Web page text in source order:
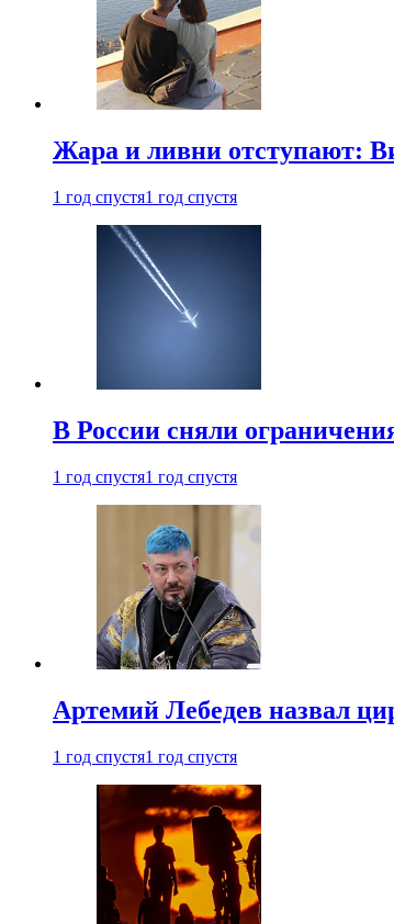
Жара и ливни отступают:
1 год спустя1 год спустя
В России сняли
1 год спустя1 год спустя
Артемий Лебедев назвал
1 год спустя1 год спустя